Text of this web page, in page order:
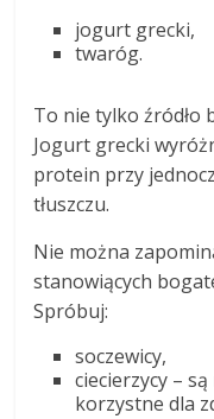
jogurt grecki,
twaróg.
To nie tylko źródło
Jogurt grecki
protein przy
tłuszczu.
Nie można
stanowiących
Spróbuj:
soczewicy,
ciecierzycy –
korzystne dla